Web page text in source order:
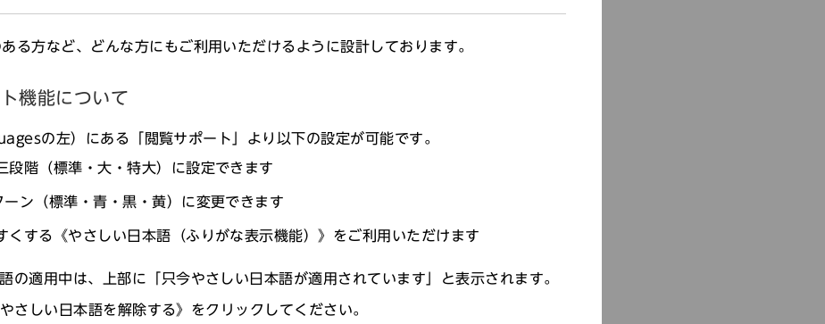
る方など、どんな方にもご利用いただけるように設計しております。
機能について
の左）にある「閲覧サポート」より以下の設定が可能です。
段階（標準・大・特大）に設定できます
ン（標準・青・黒・黄）に変更できます
くする《やさしい日本語（ふりがな表示機能）》をご利用いただけます
の適用中は、上部に「只今やさしい日本語が適用されています」と表示されます。
さしい日本語を解除する》をクリックしてください。